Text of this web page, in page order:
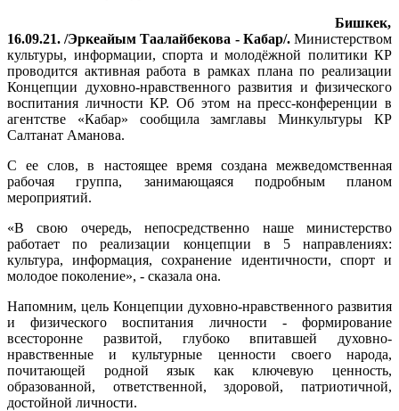
Бишкек,
16.09.21. /Эркеайым Таалайбекова - Кабар/.Министерством
культуры, информации, спорта и молодёжной политики КР
проводится активная работа в рамках плана по реализации
Концепции духовно-нравственного развития и физического
воспитания личности КР. Об этом на пресс-конференции в
агентстве «Кабар» сообщила замглавы Минкультуры КР
Салтанат Аманова.
С ее слов, в настоящее время создана межведомственная
рабочая группа, занимающаяся подробным планом
мероприятий.
«В свою очередь, непосредственно наше министерство
работает по реализации концепции в 5 направлениях:
культура, информация, сохранение идентичности, спорт и
молодое поколение», - сказала она.
Напомним, цель Концепции духовно-нравственного развития
и физического воспитания личности - формирование
всесторонне развитой, глубоко впитавшей духовно-
нравственные и культурные ценности своего народа,
почитающей родной язык как ключевую ценность,
образованной, ответственной, здоровой, патриотичной,
достойной личности.